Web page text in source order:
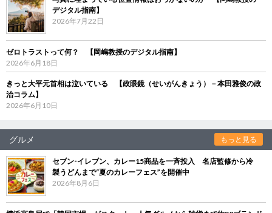
デジタル指南】
2026年7月22日
ゼロトラストって何？ 【岡嶋教授のデジタル指南】
2026年6月18日
きっと大平元首相は泣いている 【政眼鏡（せいがんきょう）－本田雅俊の政
治コラム】
2026年6月10日
グルメ もっと見る
セブン‐イレブン、カレー15商品を一斉投入 名店監修から冷
製うどんまで“夏のカレーフェス”を開催中
2026年8月6日